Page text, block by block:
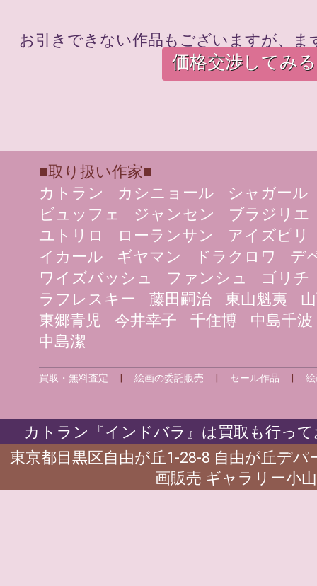
お引きできない作品もございますが、
価格交渉してみる
■取り扱い作家■
カトラン
カシニョール
シャガール
ビュッフェ
ジャンセン
ブラジリエ
ユトリロ
ローランサン
アイズピリ
イカール
ギヤマン ドラクロワ
デ
ワイズバッシュ
ファンシュ
ゴリチ
ラフレスキー
藤田嗣治 東山魁夷
東郷青児
今井幸子 千住博
中島千波
中島潔
買取・無料査定 |絵画の委託販売 セール作品 |
カトラン『インドバラ』は買取も行っ
東京都目黒区自由が丘1-28-8 自由が丘デ
画販売 ギャラリー小